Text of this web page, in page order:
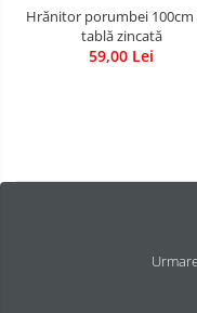
Hrănitor porumbei 100cm
tablă zincată
59,00 Lei